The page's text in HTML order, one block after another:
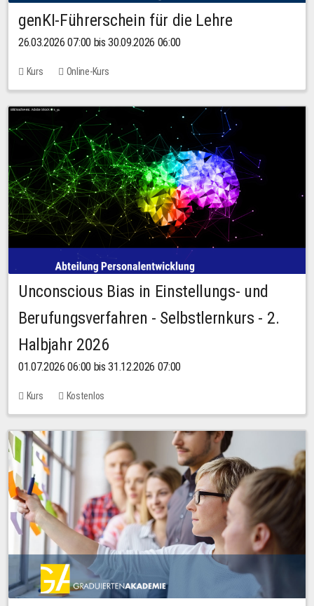
genKI-Führerschein für die Lehre
26.03.2026 07:00 bis 30.09.2026 06:00
Kurs Online-Kurs
Unconscious Bias in Einstellungs- und
Berufungsverfahren - Selbstlernkurs - 2.
Halbjahr 2026
01.07.2026 06:00 bis 31.12.2026 07:00
Kurs Kostenlos